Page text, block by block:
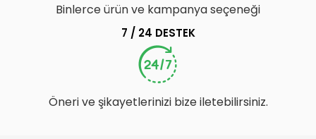
Binlerce ürün ve kampanya seçeneği
7 / 24 DESTEK
Öneri ve şikayetlerinizi bize iletebilirsiniz.